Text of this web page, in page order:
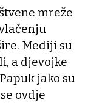
mreže
Mediji su
a djevojke
jako su
ovdje